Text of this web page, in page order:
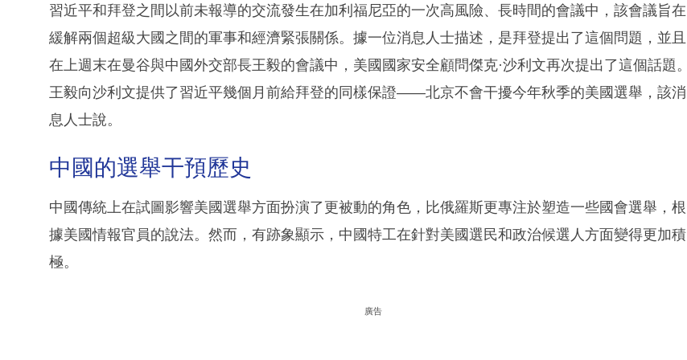
習近平和拜登之間以前未報導的交流發生在加利福尼亞的一次高風險、長時間的會議中，該會議旨在
緩解兩個超級大國之間的軍事和經濟緊張關係。據一位消息人士描述，是拜登提出了這個問題，並且
在上週末在曼谷與中國外交部長王毅的會議中，美國國家安全顧問傑克·沙利文再次提出了這個話題。
王毅向沙利文提供了習近平幾個月前給拜登的同樣保證——北京不會干擾今年秋季的美國選舉，該消
息人士說。
中國的選舉干預歷史
中國傳統上在試圖影響美國選舉方面扮演了更被動的角色，比俄羅斯更專注於塑造一些國會選舉，根
據美國情報官員的說法。然而，有跡象顯示，中國特工在針對美國選民和政治候選人方面變得更加積
極。
廣告